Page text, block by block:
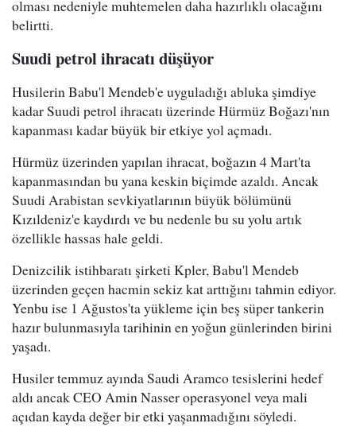
olması nedeniyle muhtemelen daha hazırlıklı olacağını
belirtti.
Suudi petrol ihracatı düşüyor
Husilerin Babu'l Mendeb'e uyguladığı abluka şimdiye
kadar Suudi petrol ihracatı üzerinde Hürmüz Boğazı'nın
kapanması kadar büyük bir etkiye yol açmadı.
Hürmüz üzerinden yapılan ihracat, boğazın 4 Mart'ta
kapanmasından bu yana keskin biçimde azaldı. Ancak
Suudi Arabistan sevkiyatlarının büyük bölümünü
Kızıldeniz'e kaydırdı ve bu nedenle bu su yolu artık
özellikle hassas hale geldi.
Denizcilik istihbaratı şirketi Kpler, Babu'l Mendeb
üzerinden geçen hacmin sekiz kat arttığını tahmin ediyor.
Yenbu ise 1 Ağustos'ta yükleme için beş süper tankerin
hazır bulunmasıyla tarihinin en yoğun günlerinden birini
yaşadı.
Husiler temmuz ayında Saudi Aramco tesislerini hedef
aldı ancak CEO Amin Nasser operasyonel veya mali
açıdan kayda değer bir etki yaşanmadığını söyledi.